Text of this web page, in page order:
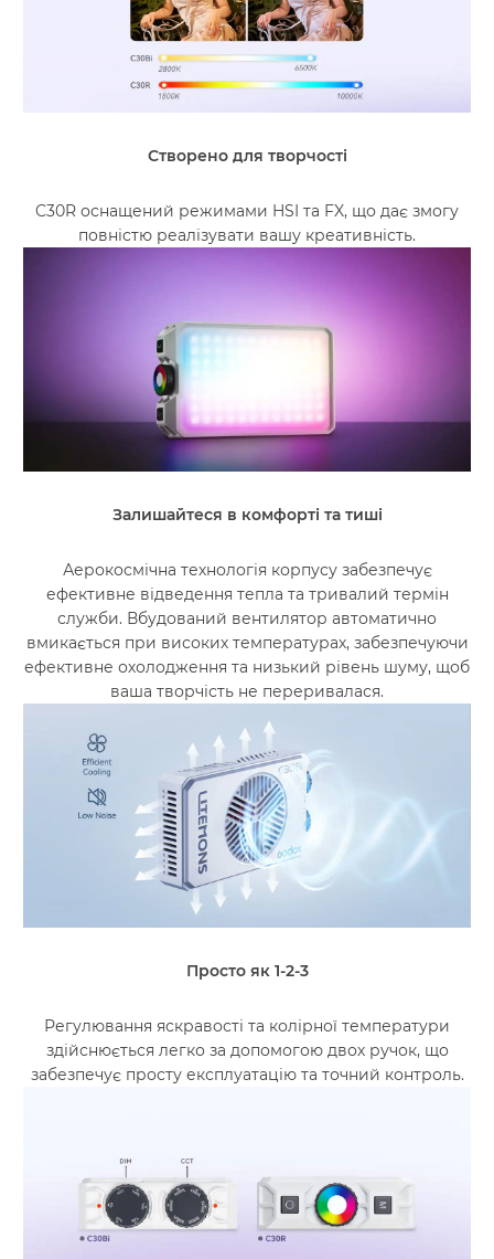
Створено для творчості
C30R оснащений режимами HSI та FX, що дає змогу
повністю реалізувати вашу креативність.
Залишайтеся в комфорті та тиші
Аерокосмічна технологія корпусу забезпечує
ефективне відведення тепла та тривалий термін
служби. Вбудований вентилятор автоматично
вмикається при високих температурах, забезпечуючи
ефективне охолодження та низький рівень шуму, щоб
ваша творчість не переривалася.
Просто як 1-2-3
Регулювання яскравості та колірної температури
здійснюється легко за допомогою двох ручок, що
забезпечує просту експлуатацію та точний контроль.